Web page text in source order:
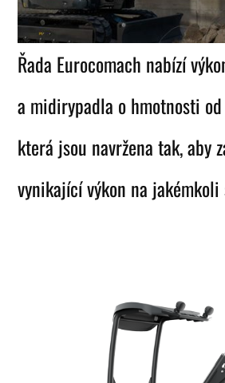
Řada Eurocomach nabízí
a midirypadla o hmotnosti
která jsou navržena tak, aby
vynikající výkon na